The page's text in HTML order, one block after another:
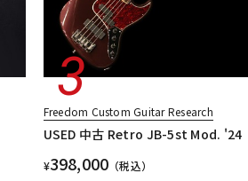
Freedom Custom Guitar Research
USED 中古 Retro JB-5st Mod. '24
¥398,000 （税込）